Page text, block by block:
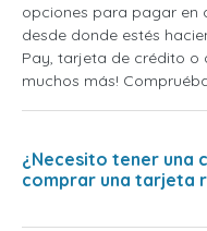
opciones para pagar en
desde donde estés
Pay, tarjeta de crédito o
muchos más!
¿Necesito tener una
comprar una tarjeta